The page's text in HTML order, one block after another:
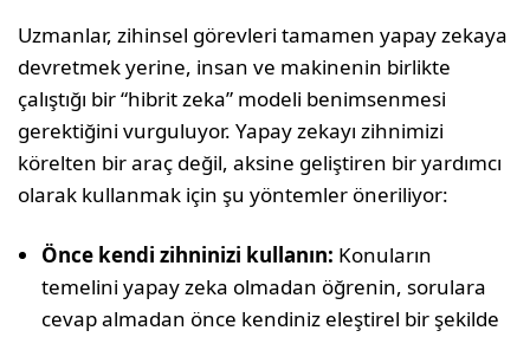
Uzmanlar, zihinsel görevleri tamamen yapay zekaya
devretmek yerine, insan ve makinenin birlikte
çalıştığı bir “hibrit zeka” modeli benimsenmesi
gerektiğini vurguluyor. Yapay zekayı zihnimizi
körelten bir araç değil, aksine geliştiren bir yardımcı
olarak kullanmak için şu yöntemler öneriliyor:
Önce kendi zihninizi kullanın: Konuların
temelini yapay zeka olmadan öğrenin, sorulara
cevap almadan önce kendiniz eleştirel bir şekilde